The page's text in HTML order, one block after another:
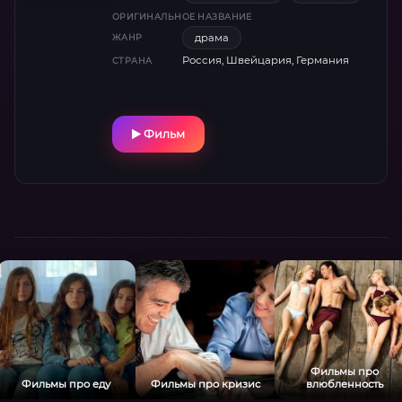
ОРИГИНАЛЬНОЕ НАЗВАНИЕ
ЖАНР драма
СТРАНА Россия, Швейцария, Германия
Фильм
Фильмы про еду Фильмы про кризис
Фильмы про
влюбленность